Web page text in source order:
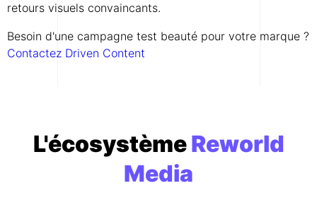
retours visuels convaincants.
Besoin d'une campagne test beauté pour votre marque ?
Contactez Driven Content
L'écosystèmeReworld
Media